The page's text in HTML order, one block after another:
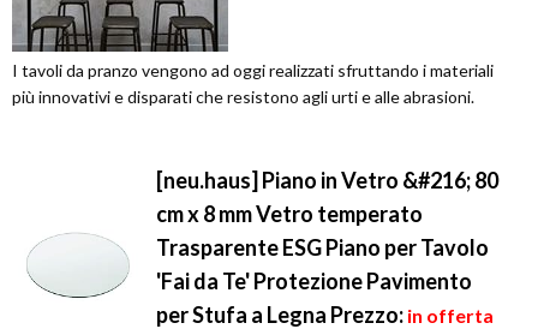
I tavoli da pranzo vengono ad oggi realizzati sfruttando i materiali
più innovativi e disparati che resistono agli urti e alle abrasioni.
[neu.haus] Piano in Vetro &#216; 80
cm x 8 mm Vetro temperato
Trasparente ESG Piano per Tavolo
'Fai da Te' Protezione Pavimento
per Stufa a Legna Prezzo: in offerta